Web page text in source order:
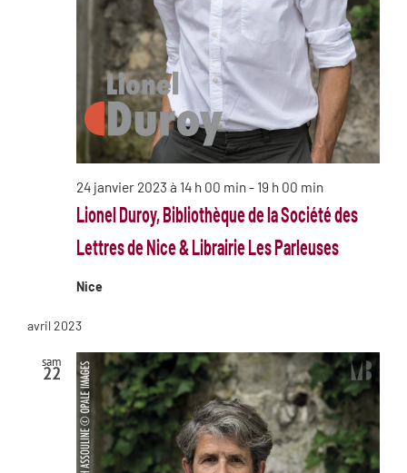
Lionel Duroy, Bibliothèque de la Société des
Lettres de Nice & Librairie Les Parleuses
24 janvier 2023 à 14 h 00 min- 19 h 00 min
Nice
avril 2023
sam
22